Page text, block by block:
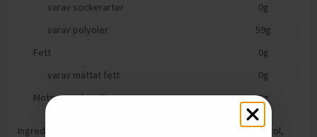
varav sockerarter
0g
varav polyoler
59g
Fett
0g
varav mättat fett
0g
Motsvarande salt
0g
Ingredienser: Sötningsmedel/søtstoffer/sødestoffer (Sorbitol,